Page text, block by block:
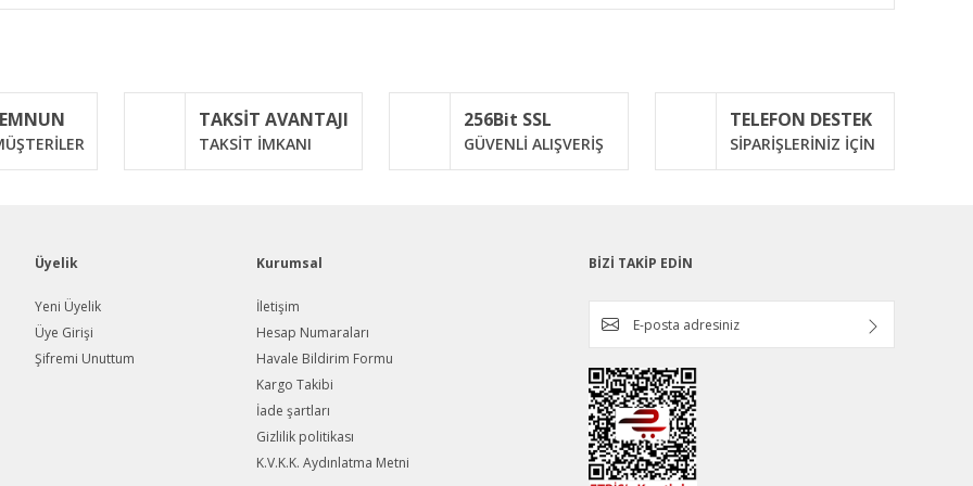
Yorum Yaz
Gönder
TAKSİT AVANTAJI
TAKSİT İMKANI
256Bit SSL
GÜVENLİ ALIŞVERİŞ
TELEFON DESTEK
SİPARİŞLERİNİZ İÇİN
Üyelik
Yeni Üyelik
Üye Girişi
Şifremi Unuttum
Kurumsal
İletişim
Hesap Numaraları
Havale Bildirim Formu
Kargo Takibi
İade şartları
Gizlilik politikası
K.V.K.K. Aydınlatma Metni
BİZİ TAKİP EDİN